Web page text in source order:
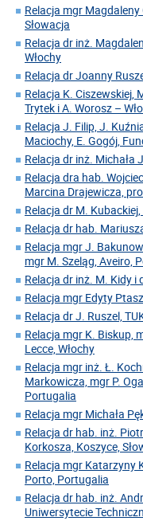
Relacja mgr
Słowacja
Relacja dr inż.
Włochy
Relacja dr Joanny
Relacja K. Ciszewskiej,
Trytek i A. Worosz –
Relacja J. Filip, J.
Maciochy, E. Gogój,
Relacja dr inż. Michała
Relacja dra hab.
Marcina Drajewicza,
Relacja dr M.
Relacja dr hab.
Relacja mgr J.
mgr M. Szeląg, Aveiro,
Relacja dr inż. M. Kidy i
Relacja mgr Edyty
Relacja dr J. Ruszel,
Relacja mgr K. Biskup,
Lecce, Włochy
Relacja mgr inż. Ł.
Markowicza, mgr P.
Portugalia
Relacja mgr Michała
Relacja dr hab. inż.
Korkosza, Koszyce,
Relacja mgr Katarzyny
Porto, Portugalia
Relacja dr hab. inż.
Uniwersytecie